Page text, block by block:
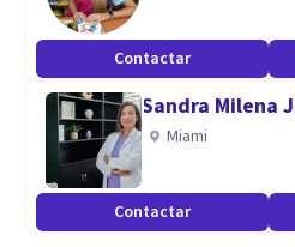
Depresión.
Mindfulness.
Crisis vitales.
Gestión emocional.
Comunicación asertiva.
Habilidades sociales.
Contactar
Sandra Milena
Miami
Contactar